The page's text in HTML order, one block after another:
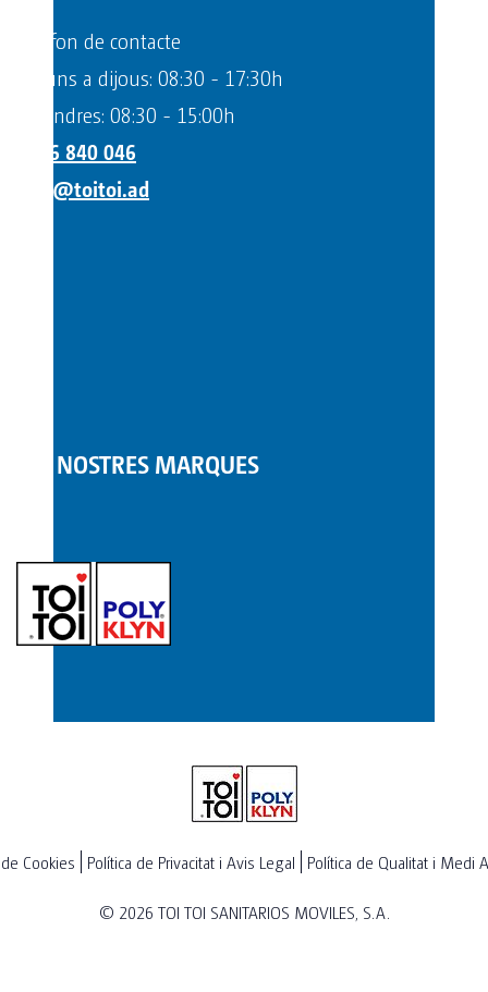
Telèfon de contacte
Dilluns a dijous: 08:30 - 17:30h
Divendres: 08:30 - 15:00h
+376 840 046
info@toitoi.ad
LES NOSTRES MARQUES
© 2026 TOI TOI SANITARIOS MOVILES, S.A.
Cookies Política de Privacitat i Avis Legal Política de Qualitat i Medi